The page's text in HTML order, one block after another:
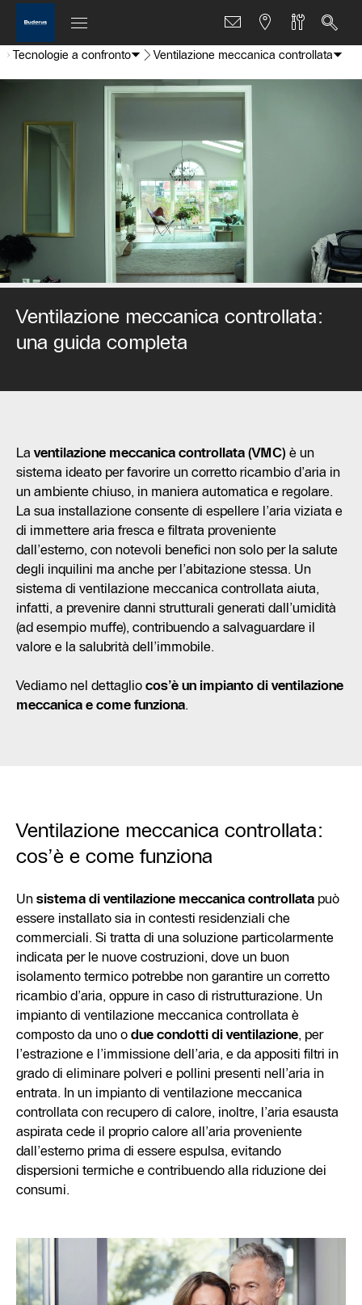
Tecnologie a confronto Ventilazione meccanica controllata
Ventilazione meccanica controllata:
una guida completa
La ventilazione meccanica controllata (VMC) è un
sistema ideato per favorire un corretto ricambio d’aria in
un ambiente chiuso, in maniera automatica e regolare.
La sua installazione consente di espellere l’aria viziata e
di immettere aria fresca e filtrata proveniente
dall’esterno, con notevoli benefici non solo per la salute
degli inquilini ma anche per l’abitazione stessa. Un
sistema di ventilazione meccanica controllata aiuta,
infatti, a prevenire danni strutturali generati dall’umidità
(ad esempio muffe), contribuendo a salvaguardare il
valore e la salubrità dell’immobile.
Vediamo nel dettaglio cos’è un impianto di ventilazione
meccanica e come funziona.
Ventilazione meccanica controllata:
cos’è e come funziona
Un sistema di ventilazione meccanica controllata può
essere installato sia in contesti residenziali che
commerciali. Si tratta di una soluzione particolarmente
indicata per le nuove costruzioni, dove un buon
isolamento termico potrebbe non garantire un corretto
ricambio d’aria, oppure in caso di ristrutturazione. Un
impianto di ventilazione meccanica controllata è
composto da uno o due condotti di ventilazione, per
l’estrazione e l’immissione dell’aria, e da appositi filtri in
grado di eliminare polveri e pollini presenti nell’aria in
entrata. In un impianto di ventilazione meccanica
controllata con recupero di calore, inoltre, l’aria esausta
aspirata cede il proprio calore all’aria proveniente
dall’esterno prima di essere espulsa, evitando
dispersioni termiche e contribuendo alla riduzione dei
consumi.